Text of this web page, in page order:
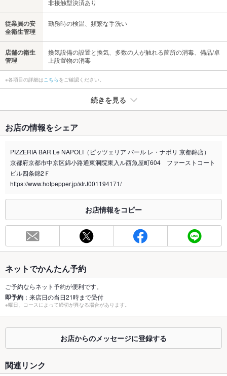
非接触型決済あり
従業員の安
全衛生管理
勤務時の検温、頻繁な手洗い
店舗の衛生
管理
換気設備の設置と換気、多数の人が触れる箇所の消毒、備品/卓
上設置物の消毒
※各項目の詳細はこちらをご確認ください。
続きを見る
禁煙・喫煙 全席禁煙
喫煙専用室 なし
※2020年4月1日～受動喫煙対策に関する法律が施行されています。正しい情報はお店へお問い
合わせください。
お席
総席数
最大宴会収
容人数
50人(40名様（着席時）50名様（立食時）)
個室 なし
座敷 なし
掘りごたつ なし
カウンター あり
ソファー あり
テラス席
お店の情報をシェア
PIZZERIA BAR Le NAPOLI（ピッツェリア バール レ・ナポリ 京都錦店）
京都府京都市中京区錦小路通東洞院東入ル西魚屋町604 ファーストコート
ビル四条錦2Ｆ
https://www.hotpepper.jp/strJ001194171/
お店情報をコピー
ネットでかんたん予約
ご予約ならネット予約が便利です。
即予約 ：来店日の当日21時まで受付
※曜日、コースによって締切が異なる場合があります。
お店からのメッセージに登録する
関連リンク